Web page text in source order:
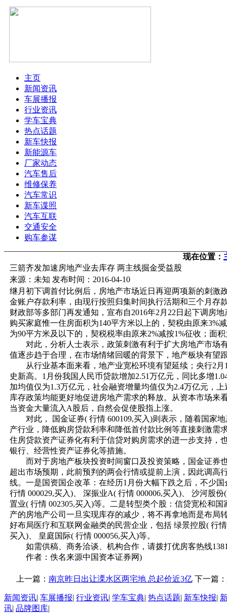
主页
新闻资讯
车展播报
行业资讯
学车宝典
热点话题
新车快报
新能源车
厂家动态
汽车售后
维修保养
汽车常识
新车谍照
汽车互联
交通安全
购车参谋
现在位置：
三箭齐发加速房地产业去库存 两主线掘金受益股
来源：未知 发布时间：2016-04-10
继月初下调首付比例后，房地产市场近日再迎两项新的刺激
金账户存款利率，由现行按照归集时间执行活期和三个月存
财政部等多部门再发通知，宣布自2016年2月22日起下调房
购买家庭惟一住房面积为140平方米以上的，契税由原来3%
为90平方米及以下的，契税税率由原来2%减按1%征收；面
对此，分析人士表示，政策刺激有利于扩大房地产市场
值逐步趋于合理，在市场情绪回暖的背景下，地产板块有望
从行业基本面来看，地产业宽松环境有望延续；央行2月
史新高。1月份我国人民币贷款增加2.51万亿元，同比多增
加均值仅为1.3万亿元，社会融资增量均值仅为2.4万亿元，
库存政策均能更好地促进房地产需求的释放。从资本市场
当资金大量流入A股后，自然会促使股指上涨。
对此， 国金证券( 行情 600109,买入)则表示，随着国家
产行业，降低购房贷款利率和降低首付款比例等直接刺激
住房贷款资产证券化有利于信贷对购房需求的进一步支持，
银行、经营性资产证券化等措施。
而对于房地产板块投资时间窗口及投资策略，国金证券
超出市场预期，此前预判的两会行情或提前上演，因此调高
线。一是国资国企改革：在经历1月份大幅下跌之后，不少
行情 000029,买入)、 深振业A( 行情 000006,买入)、 沙河股
置业( 行情 002305,买入)等。二是转型类个股：信贷宽松和
产的房地产公司一旦实现库存的减少，将不再拿地而是布
好布局医疗和互联网金融类的民营企业，包括 绿景控股( 行
买入)、 皇庭国际( 行情 000056,买入)等。
如需供稿、商务洽谈、机构合作，请拨打优房客热线
作者：佚名来源中国资本证券网)
上一篇： 南京昨日出让溧水区两宅地 总起价近3亿下一篇：
新闻资讯| 车展播报| 行业资讯| 学车宝典| 热点话题| 新车快报|
讯| 品牌图库|